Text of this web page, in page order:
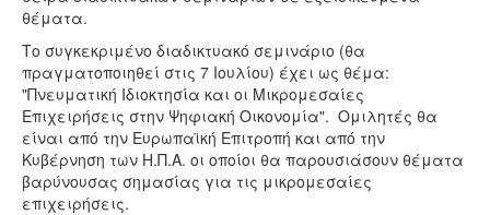
θέματα.
Το συγκεκριμένο διαδικτυακό σεμινάριο (θα
πραγματοποιηθεί στις 7 Ιουλίου) έχει ως θέμα:
"Πνευματική Ιδιοκτησία και οι Μικρομεσαίες
Επιχειρήσεις στην Ψηφιακή Οικονομία". Ομιλητές θα
είναι από την Ευρωπαϊκή Επιτροπή και από την
Κυβέρνηση των Η.Π.Α. οι οποίοι θα παρουσιάσουν θέματα
βαρύνουσας σημασίας για τις μικρομεσαίες
επιχειρήσεις.